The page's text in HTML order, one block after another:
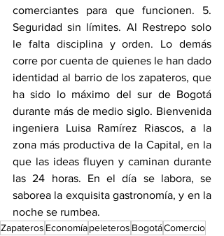
comerciantes para que funcionen. 5.
Seguridad sin límites. Al Restrepo solo
le falta disciplina y orden. Lo demás
corre por cuenta de quienes le han dado
identidad al barrio de los zapateros, que
ha sido lo máximo del sur de Bogotá
durante más de medio siglo. Bienvenida
ingeniera Luisa Ramírez Riascos, a la
zona más productiva de la Capital, en la
que las ideas fluyen y caminan durante
las 24 horas. En el día se labora, se
saborea la exquisita gastronomía, y en la
noche se rumbea.
Zapateros Economíapeleteros BogotáComercio